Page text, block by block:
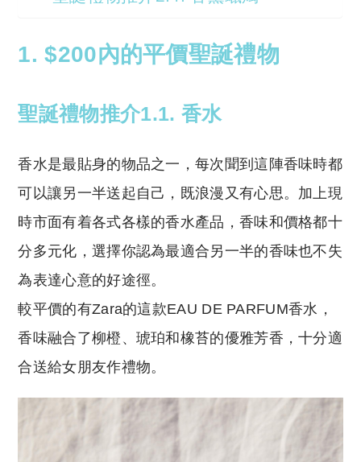
1. $200內的平價聖誕禮物
聖誕禮物推介1.1. 香水
香水是最貼身的物品之一，每次聞到這陣香味時都
可以讓另一半送起自己，既浪漫又有心思。加上現
時市面有着各式各樣的香水產品，香味和價格都十
分多元化，選擇你認為最適合另一半的香味也不失
為表達心意的好途徑。
較平價的有Zara的這款EAU DE PARFUM香水，
香味融合了柳橙、琥珀和橡苔的優雅芳香，十分適
合送給女朋友作禮物。